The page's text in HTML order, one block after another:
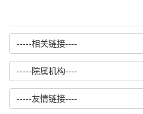
-----相关链接----
-----院属机构----
-----友情链接----